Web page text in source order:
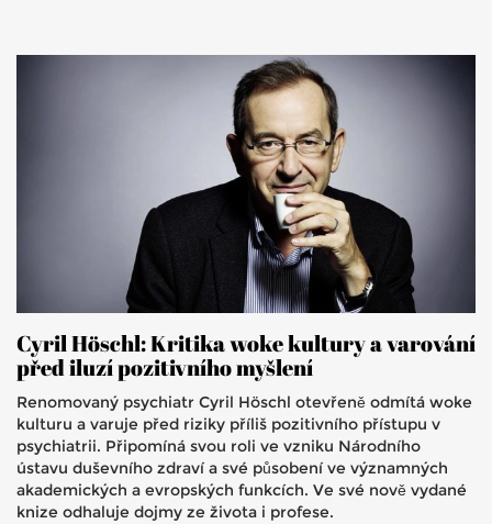
Cyril Höschl: Kritika woke kultury a varování
před iluzí pozitivního myšlení
Renomovaný psychiatr Cyril Höschl otevřeně odmítá woke
kulturu a varuje před riziky příliš pozitivního přístupu v
psychiatrii. Připomíná svou roli ve vzniku Národního
ústavu duševního zdraví a své působení ve významných
akademických a evropských funkcích. Ve své nově vydané
knize odhaluje dojmy ze života i profese.